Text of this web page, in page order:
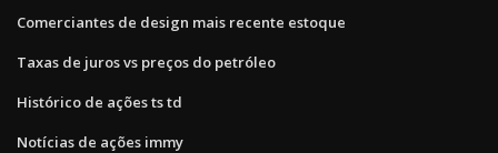
Comerciantes de design mais recente estoque
Taxas de juros vs preços do petróleo
Histórico de ações ts td
Notícias de ações immy